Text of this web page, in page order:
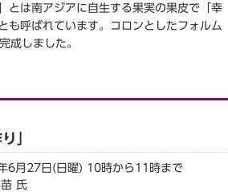
とは南アジアに自生する果実の果皮で「幸
も呼ばれています。コロンとしたフォルム
成しました。
」
6月27日(日曜) 10時から11時まで
氏